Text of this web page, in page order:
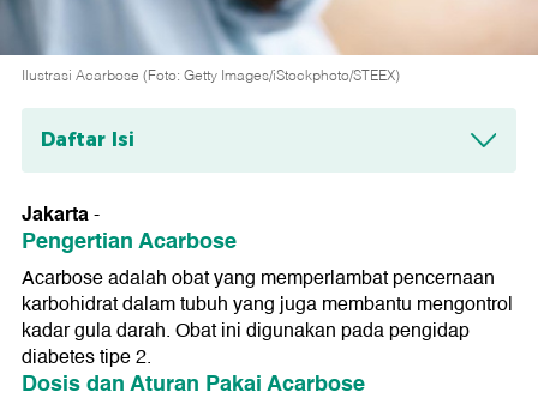
Ilustrasi Acarbose (Foto: Getty Images/iStockphoto/STEEX)
Daftar Isi
Pengertian Acarbose
Dosis dan Aturan Pakai Acarbose
Bentuk Obat Acarbose
Golongan Acarbose
Kategori Acarbose
Jakarta-
Pengertian Acarbose
Acarbose adalah obat yang memperlambat pencernaan
karbohidrat dalam tubuh yang juga membantu mengontrol
kadar gula darah. Obat ini digunakan pada pengidap
diabetes tipe 2.
Dosis dan Aturan Pakai Acarbose